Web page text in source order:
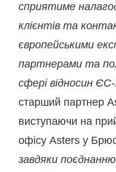
сприятиме
клієнтів та
європейськими
партнерами та
сфері відносин
старший партнер
виступаючи на
офісу Asters у
завдяки